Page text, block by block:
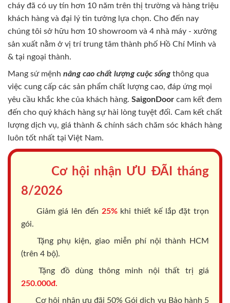
cháy đã có uy tín hơn 10 năm trên thị trường và hàng triệu
khách hàng và đại lý tin tưởng lựa chọn. Cho đến nay
chúng tôi sở hữu hơn 10 showroom và 4 nhà máy - xưởng
sản xuất nằm ở vị trí trung tâm thành phố Hồ Chí Minh và
& tại ngoại thành.
Mang sứ mệnh nâng cao chất lượng cuộc sốngthông qua
việc cung cấp các sản phẩm chất lượng cao, đáp ứng mọi
yêu cầu khắc khe của khách hàng. SaigonDoor cam kết đem
đến cho quý khách hàng sự hài lòng tuyệt đối. Cam kết chất
lượng dịch vụ, giá thành & chính sách chăm sóc khách hàng
luôn tốt nhất tại Việt Nam.
Cơ hội nhận ƯU ĐÃI tháng
8/2026
Giảm giá lên đến 25%khi thiết kế lắp đặt trọn
gói.
Tặng phụ kiện, giao miễn phí nội thành HCM
(trên 4 bộ).
Tặng đồ dùng thông minh nội thất trị giá
250.000đ.
Cơ hội nhận ưu đãi 50% Gói dịch vụ Bảo hành 5